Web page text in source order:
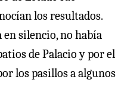
los resultados.
en silencio, no había
de Palacio y por el
los pasillos a algunos